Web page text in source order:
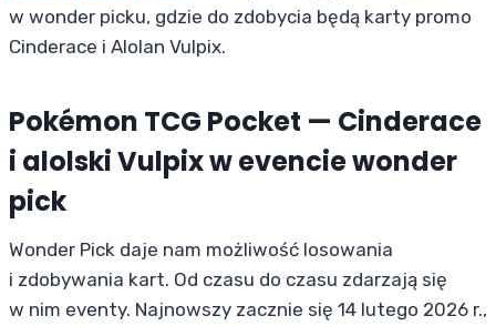
w wonder picku, gdzie do zdobycia będą karty promo
Cinderace i Alolan Vulpix.
Pokémon TCG Pocket — Cinderace
i alolski Vulpix w evencie wonder
pick
Wonder Pick daje nam możliwość losowania
i zdobywania kart. Od czasu do czasu zdarzają się
w nim eventy. Najnowszy zacznie się 14 lutego 2026 r.,